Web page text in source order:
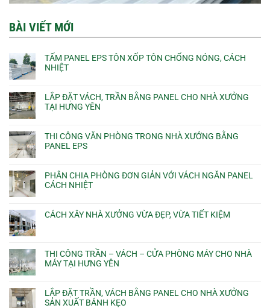
BÀI VIẾT MỚI
TẤM PANEL EPS TÔN XỐP TÔN CHỐNG NÓNG, CÁCH
NHIỆT
LẮP ĐẶT VÁCH, TRẦN BẰNG PANEL CHO NHÀ XƯỞNG
TẠI HƯNG YÊN
THI CÔNG VĂN PHÒNG TRONG NHÀ XƯỞNG BẰNG
PANEL EPS
PHÂN CHIA PHÒNG ĐƠN GIẢN VỚI VÁCH NGĂN PANEL
CÁCH NHIỆT
CÁCH XÂY NHÀ XƯỞNG VỪA ĐẸP, VỪA TIẾT KIỆM
THI CÔNG TRẦN – VÁCH – CỬA PHÒNG MÁY CHO NHÀ
MÁY TẠI HƯNG YÊN
LẮP ĐẶT TRẦN, VÁCH BẰNG PANEL CHO NHÀ XƯỞNG
SẢN XUẤT BÁNH KẸO